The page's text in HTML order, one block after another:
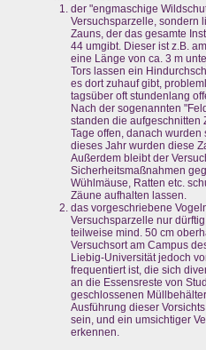
der "engmaschige
Versuchsparzelle, sondern
Zauns, der das gesamte
44 umgibt. Dieser ist z.B.
eine Länge von ca. 3 m
Tors lassen ein
es dort zuhauf gibt,
tagsüber oft stundenlang
Nach der sogenannten
standen die aufgeschnitten
Tage offen, danach wurden
dieses Jahr wurden diese
Außerdem bleibt der
Sicherheitsmaßnahmen
Wühlmäuse, Ratten etc.
Zäune aufhalten lassen.
das vorgeschriebene
Versuchsparzelle nur
teilweise mind. 50 cm
Versuchsort am Campus
Liebig-Universität jedoch
frequentiert ist, die sich
an die Essensreste von
geschlossenen
Ausführung dieser
sein, und ein umsichtiger
erkennen.